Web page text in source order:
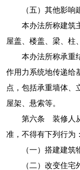
（五）其他影响建
本办法所称建筑主
屋盖、楼盖、梁、柱
本办法所称承重结
作用力系统地传递给
点，包括承重墙体、
屋架、悬索等。
第六条 装修人从
准，不得有下列行为：
（一）搭建建筑物
（二）改变住宅外